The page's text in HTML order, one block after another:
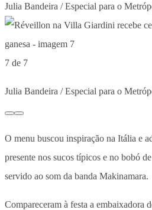
Julia Bandeira / Especial para o
7 de 7
Julia Bandeira / Especial para o
O menu buscou inspiração na Itália e
presente nos sucos típicos e no bobó
servido ao som da banda Makinamara.
Compareceram à festa a embaixadora